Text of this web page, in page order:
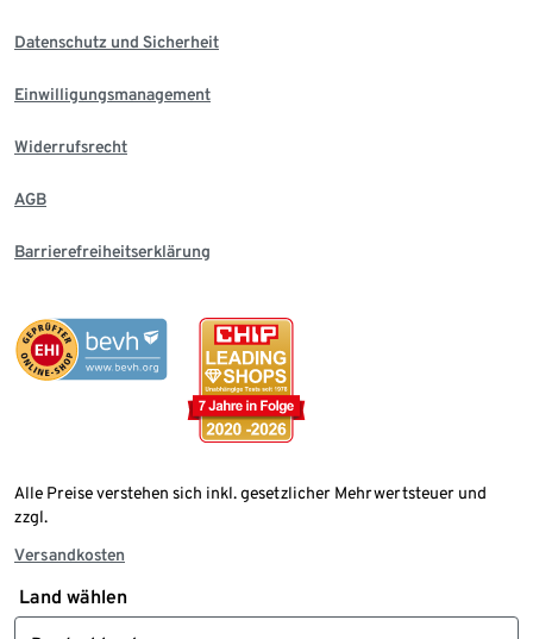
Datenschutz und Sicherheit
Einwilligungsmanagement
Widerrufsrecht
AGB
Barrierefreiheitserklärung
Alle Preise verstehen sich inkl. gesetzlicher Mehrwertsteuer und
zzgl.
Versandkosten
Land wählen